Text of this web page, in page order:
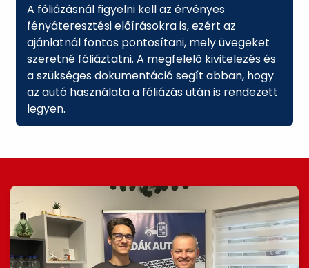
A fóliázásnál figyelni kell az érvényes
fényáteresztési előírásokra is, ezért az
ajánlatnál fontos pontosítani, mely üvegeket
szeretné fóliáztatni. A megfelelő kivitelezés és
a szükséges dokumentáció segít abban, hogy
az autó használata a fóliázás után is rendezett
legyen.